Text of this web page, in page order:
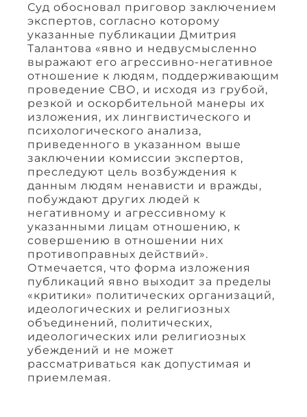
Суд обосновал приговор заключением
экспертов, согласно которому
указанные публикации Дмитрия
Талантова «явно и недвусмысленно
выражают его агрессивно-негативное
отношение к людям, поддерживающим
проведение СВО, и исходя из грубой,
резкой и оскорбительной манеры их
изложения, их лингвистического и
психологического анализа,
приведенного в указанном выше
заключении комиссии экспертов,
преследуют цель возбуждения к
данным людям ненависти и вражды,
побуждают других людей к
негативному и агрессивному к
указанными лицам отношению, к
совершению в отношении них
противоправных действий».
Отмечается, что форма изложения
публикаций явно выходит за пределы
«критики» политических организаций,
идеологических и религиозных
объединений, политических,
идеологических или религиозных
убеждений и не может
рассматриваться как допустимая и
приемлемая.